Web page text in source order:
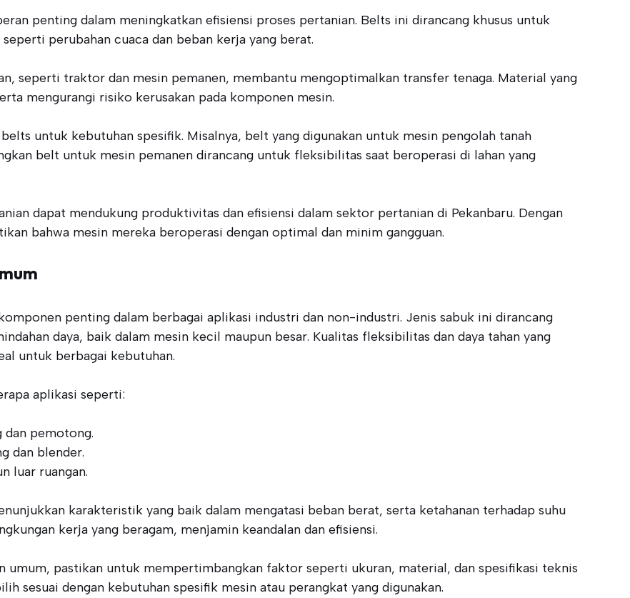
penting dalam meningkatkan efisiensi proses pertanian. Belts ini dirancang khusus untuk
perubahan cuaca dan beban kerja yang berat.
seperti traktor dan mesin pemanen, membantu mengoptimalkan transfer tenaga. Material yang
mengurangi risiko kerusakan pada komponen mesin.
untuk kebutuhan spesifik. Misalnya, belt yang digunakan untuk mesin pengolah tanah
belt untuk mesin pemanen dirancang untuk fleksibilitas saat beroperasi di lahan yang
dapat mendukung produktivitas dan efisiensi dalam sektor pertanian di Pekanbaru. Dengan
bahwa mesin mereka beroperasi dengan optimal dan minim gangguan.
penting dalam berbagai aplikasi industri dan non-industri. Jenis sabuk ini dirancang
daya, baik dalam mesin kecil maupun besar. Kualitas fleksibilitas dan daya tahan yang
untuk berbagai kebutuhan.
aplikasi seperti:
pemotong.
dan blender.
luar ruangan.
karakteristik yang baik dalam mengatasi beban berat, serta ketahanan terhadap suhu
kerja yang beragam, menjamin keandalan dan efisiensi.
umum, pastikan untuk mempertimbangkan faktor seperti ukuran, material, dan spesifikasi teknis
sesuai dengan kebutuhan spesifik mesin atau perangkat yang digunakan.